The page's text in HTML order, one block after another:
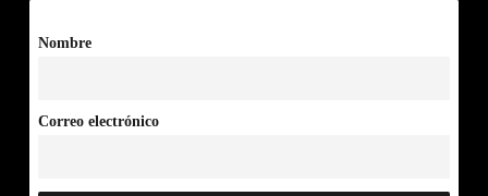
Nombre
Correo electrónico